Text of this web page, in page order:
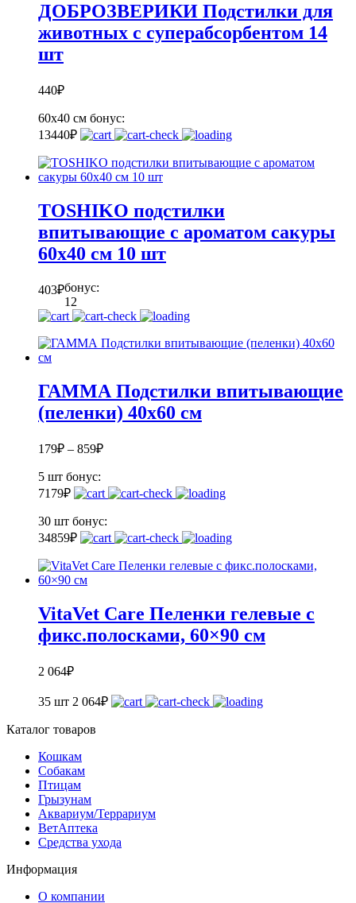
ДОБРОЗВЕРИКИ Подстилки для
животных с суперабсорбентом 14
шт
440₽
60x40 см бонус:
13440₽
TOSHIKO подстилки
впитывающие с ароматом сакуры
60х40 см 10 шт
403₽бонус:
12
ГАММА Подстилки впитывающие
(пеленки) 40х60 см
179₽ – 859₽
5 шт бонус:
7179₽
30 шт бонус:
34859₽
VitaVet Care Пеленки гелевые с
фикс.полосками, 60×90 см
2 064₽
35 шт 2 064₽
Каталог товаров
Кошкам
Собакам
Птицам
Грызунам
Аквариум/Террариум
ВетАптека
Средства ухода
Информация
О компании